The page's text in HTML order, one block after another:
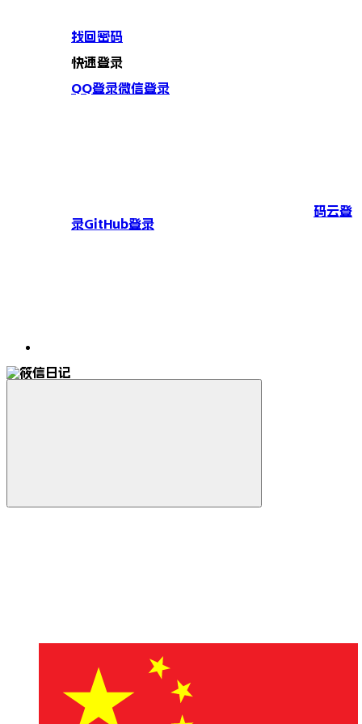
找回密码
快速登录
QQ登录微信登录
码云登
录GitHub登录